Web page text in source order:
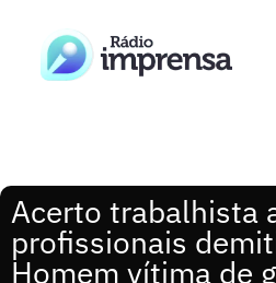
Acerto trabalhista
profissionais
Homem vítima de